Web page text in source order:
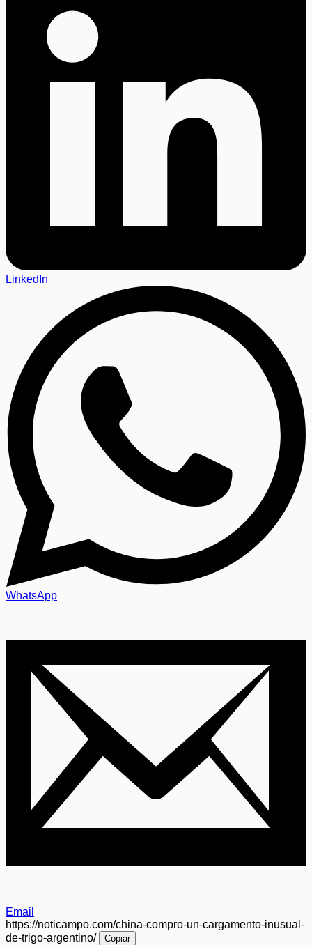
LinkedIn
WhatsApp
Email
https://noticampo.com/china-compro-un-cargamento-inusual-
de-trigo-argentino/
Copiar